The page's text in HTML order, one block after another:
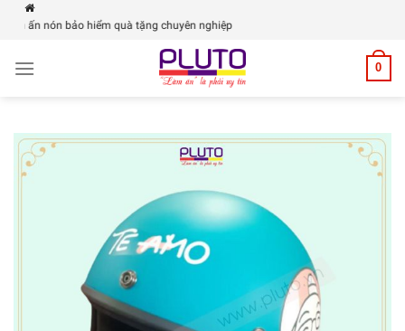
Skip
ấn nón bảo hiểm quà tặng chuyên nghiệp
0